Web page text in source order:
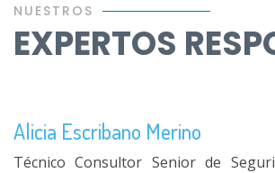
NUESTROS
EXPERTOS
Alicia Escribano Merino
Técnico Consultor Senior de